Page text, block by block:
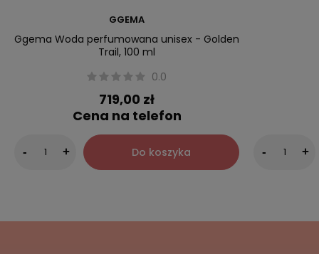
GGEMA
Ggema Woda perfumowana unisex - Golden
Trail, 100 ml
0.0
719,00 zł
Cena na telefon
- + Do koszyka - +